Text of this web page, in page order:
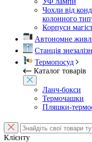
Чохли від
колонного
Корпуси
Автономне
Станція
Термопосуд
Каталог товарів
Ланч-бокси
Термочашки
Пляшки-
Клієнту